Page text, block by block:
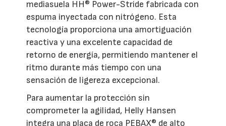
mediasuela HH® Power-Stride fabricada con
espuma inyectada con nitrógeno. Esta
tecnología proporciona una amortiguación
reactiva y una excelente capacidad de
retorno de energía, permitiendo mantener el
ritmo durante más tiempo con una
sensación de ligereza excepcional.
Para aumentar la protección sin
comprometer la agilidad, Helly Hansen
integra una placa de roca PEBAX® de alto